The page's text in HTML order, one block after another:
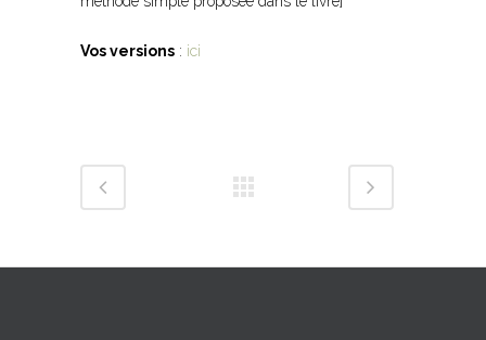
Vos versions : ici